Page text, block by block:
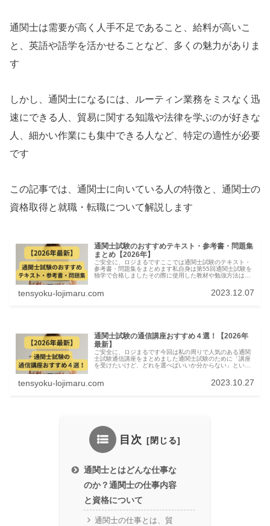
通関士は需要が高く人手不足であること、給料が高いこ
と、英語や語学を活かせることなど、多くの魅力がありま
す
しかし、通関士になるには、ルーティン業務をミスなく迅
速にできる人、貿易に関する知識や法律を学ぶのが好きな
人、細かい作業にも集中できる人など、特定の適性が必要
です
この記事では、通関士に向いている人の特徴と、通関士の
資格取得と就職・転職について解説します
通関士試験のおすすめテキスト・参考書・問題集
まとめ【2026年】
ご安全に、ロジまるですここでは通関士試験のテキスト・
参考書・問題集をまとめます私自身は第55回通関士試験を
独学で合格しましたその際に使用した教材や勉強方法は下
tensyoku-lojimaru.com 2023.12.07
通関士試験の通信講座おすすめ４選！【2026年
最新】
ご安全に、ロジまるです今回は私の周りで人気のある通関
士試験通信講座をまとめました通関士試験のために「講座
を受けたいけど、どれを選べばいいか分からない」という
tensyoku-lojimaru.com 2023.10.27
目次
通関士とはどんな仕事な
のか？通関士の仕事内容
と資格について
通関士の仕事とは、貿